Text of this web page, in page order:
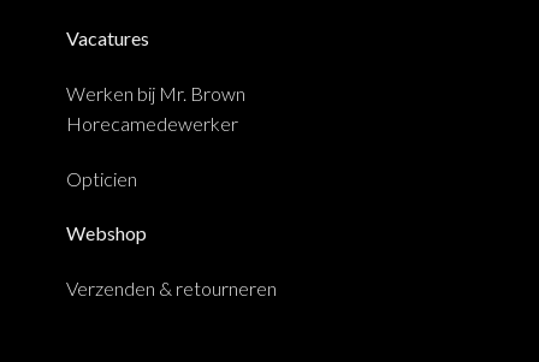
Vacatures
Werken bij Mr. Brown
Horecamedewerker
Opticien
Webshop
Verzenden & retourneren